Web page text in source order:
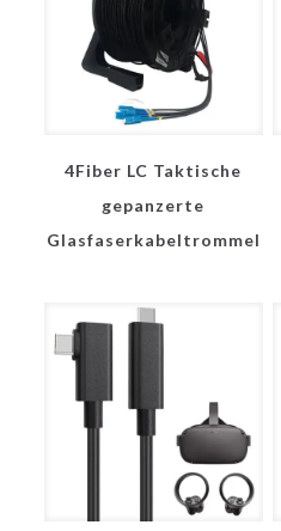
4Fiber LC Taktische
gepanzerte
Glasfaserkabeltrommel